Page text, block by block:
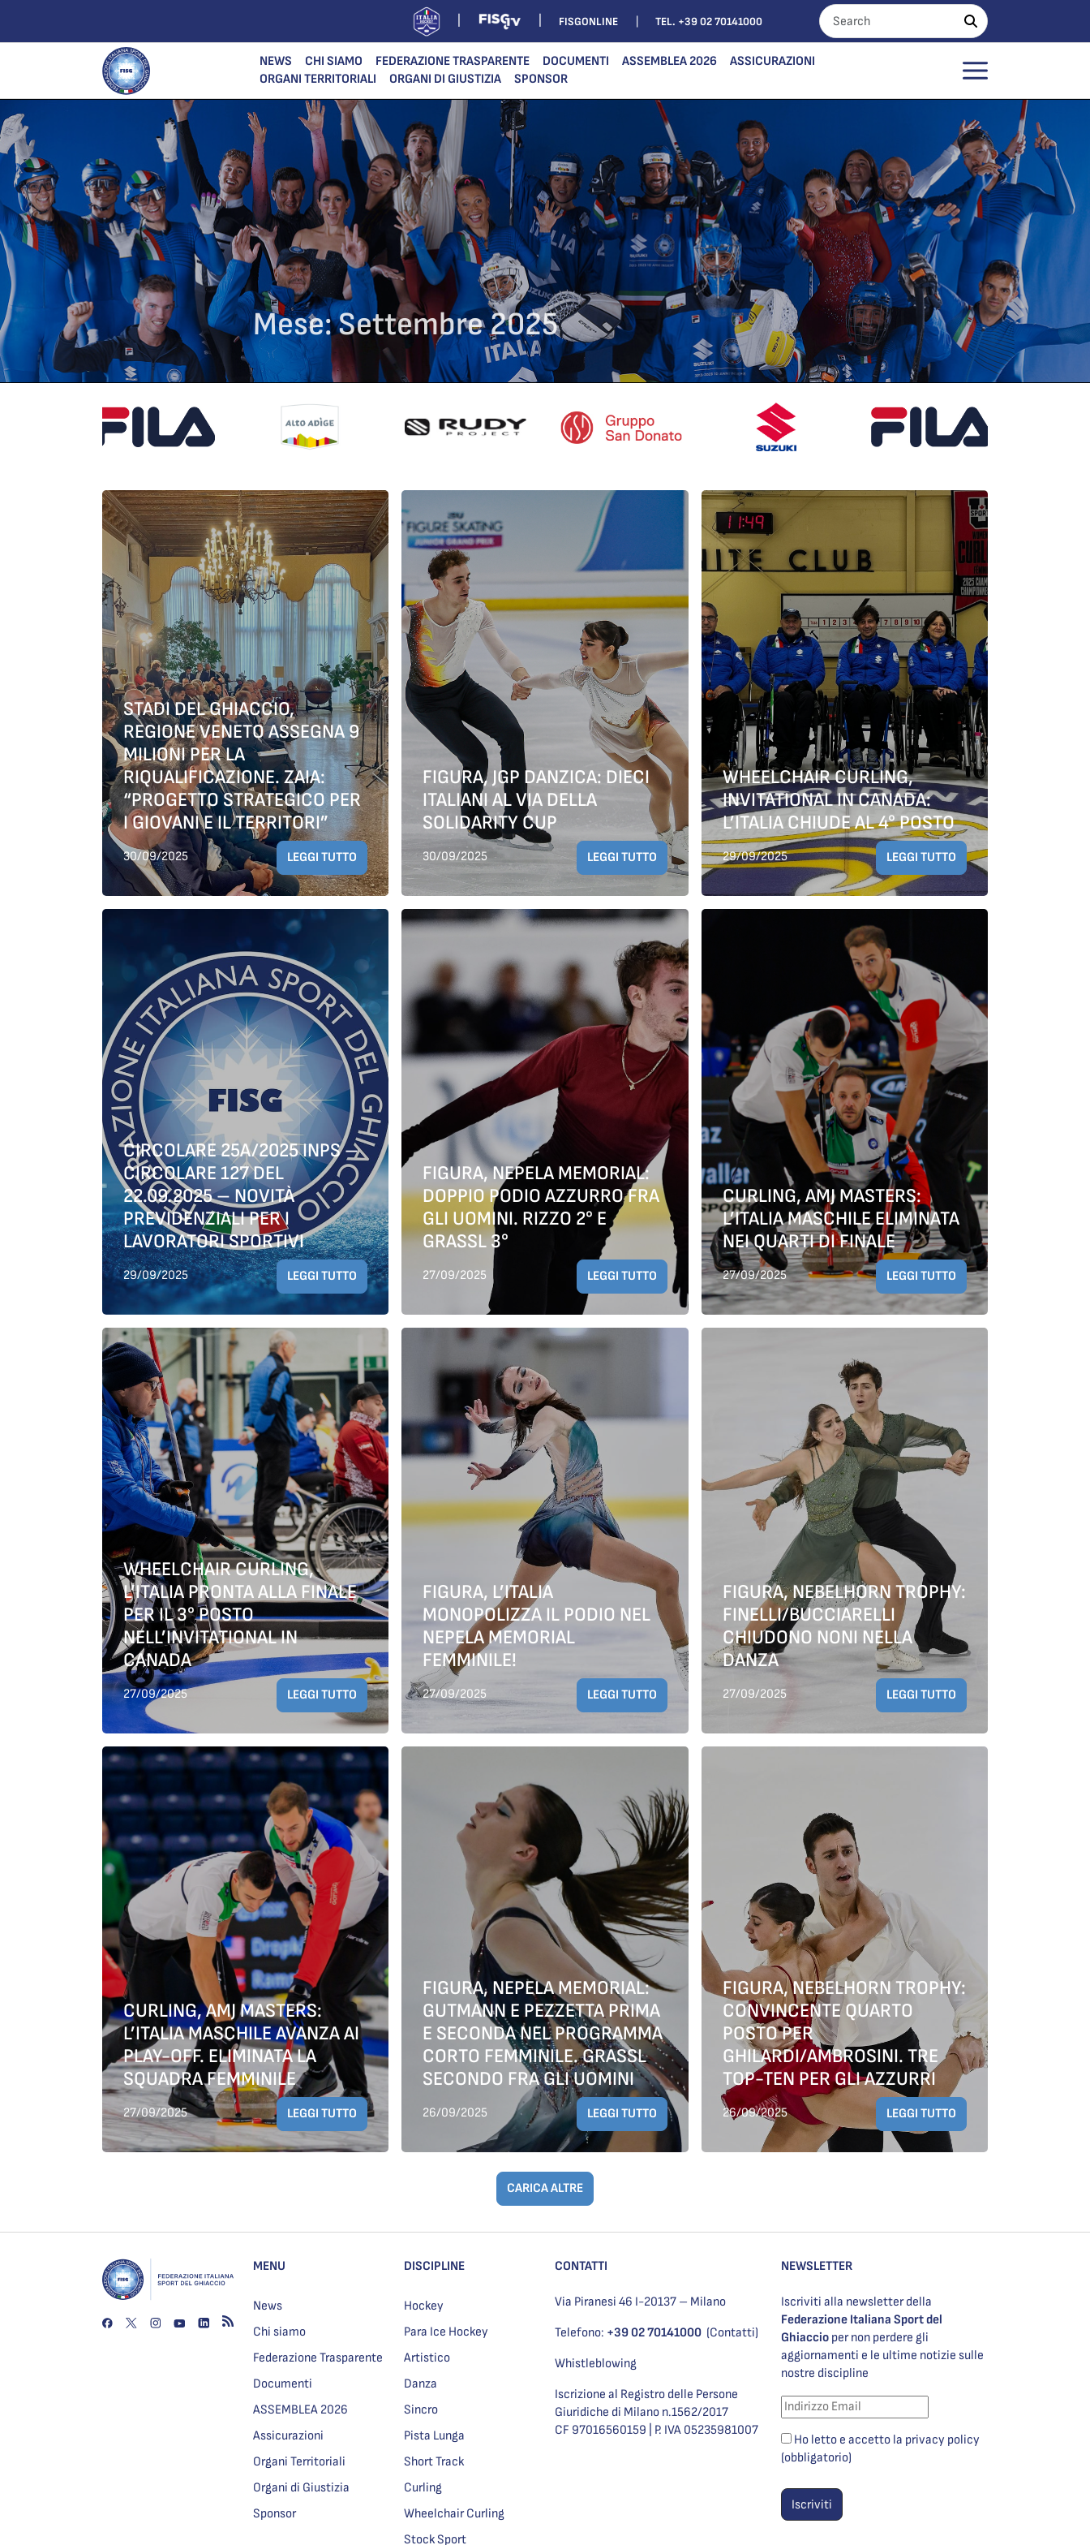
FISGONLINE TEL. +39 02 70141000
NEWS CHI SIAMO FEDERAZIONE TRASPARENTE DOCUMENTI ASSEMBLEA 2026
ASSICURAZIONI
ORGANI TERRITORIALI
ORGANI DI GIUSTIZIA SPONSOR
Mese:Settembre 2025
STADI DEL GHIACCIO,
REGIONE VENETO ASSEGNA 9
MILIONI PER LA
RIQUALIFICAZIONE. ZAIA:
“PROGETTO STRATEGICO PER
I GIOVANI E IL TERRITORI”
30/09/2025 LEGGI TUTTO
FIGURA, JGP DANZICA: DIECI
ITALIANI AL VIA DELLA
SOLIDARITY CUP
30/09/2025 LEGGI TUTTO
WHEELCHAIR CURLING,
INVITATIONAL IN CANADA:
L’ITALIA CHIUDE AL 4° POSTO
29/09/2025 LEGGI TUTTO
CIRCOLARE 25A/2025 INPS –
CIRCOLARE 127 DEL
22.09.2025 – NOVITÀ
PREVIDENZIALI PER I
LAVORATORI SPORTIVI
29/09/2025 LEGGI TUTTO
FIGURA, NEPELA MEMORIAL:
DOPPIO PODIO AZZURRO FRA
GLI UOMINI. RIZZO 2° E
GRASSL 3°
27/09/2025 LEGGI TUTTO
CURLING, AMJ MASTERS:
L’ITALIA MASCHILE ELIMINATA
NEI QUARTI DI FINALE
27/09/2025 LEGGI TUTTO
WHEELCHAIR CURLING,
L’ITALIA PRONTA ALLA FINALE
PER IL 3° POSTO
NELL’INVITATIONAL IN
CANADA
27/09/2025 LEGGI TUTTO
FIGURA, L’ITALIA
MONOPOLIZZA IL PODIO NEL
NEPELA MEMORIAL
FEMMINILE!
27/09/2025 LEGGI TUTTO
FIGURA, NEBELHORN TROPHY:
FINELLI/BUCCIARELLI
CHIUDONO NONI NELLA
DANZA
27/09/2025 LEGGI TUTTO
CURLING, AMJ MASTERS:
L’ITALIA MASCHILE AVANZA AI
PLAY-OFF. ELIMINATA LA
SQUADRA FEMMINILE
27/09/2025 LEGGI TUTTO
FIGURA, NEPELA MEMORIAL:
GUTMANN E PEZZETTA PRIMA
E SECONDA NEL PROGRAMMA
CORTO FEMMINILE. GRASSL
SECONDO FRA GLI UOMINI
26/09/2025 LEGGI TUTTO
FIGURA, NEBELHORN TROPHY:
CONVINCENTE QUARTO
POSTO PER
GHILARDI/AMBROSINI. TRE
TOP-TEN PER GLI AZZURRI
26/09/2025 LEGGI TUTTO
CARICA ALTRE
MENU
News
Chi siamo
Federazione Trasparente
Documenti
ASSEMBLEA 2026
Assicurazioni
Organi Territoriali
Organi di Giustizia
Sponsor
DISCIPLINE
Hockey
Para Ice Hockey
Artistico
Danza
Sincro
Pista Lunga
Short Track
Curling
Wheelchair Curling
Stock Sport
CONTATTI
Via Piranesi 46 I-20137 – Milano
Telefono: +39 02 70141000 (Contatti)
Whistleblowing
Iscrizione al Registro delle Persone
Giuridiche di Milano n.1562/2017
CF 97016560159 | P. IVA 05235981007
NEWSLETTER
Iscriviti alla newsletter della
Federazione Italiana Sport del
Ghiaccio per non perdere gli
aggiornamenti e le ultime notizie sulle
nostre discipline
Ho letto e accetto la privacy policy
(obbligatorio)